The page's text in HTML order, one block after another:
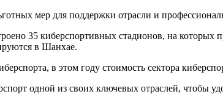
мер для поддержки отрасли и
35 киберспортивных стадионов, на
в Шанхае.
в этом году стоимость сектора
одной из своих ключевых отраслей, чтобы